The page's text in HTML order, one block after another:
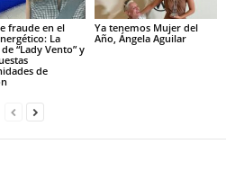
fraude en el
La
“Lady Vento” y
de
Ya tenemos Mujer del
Año, Ángela Aguilar